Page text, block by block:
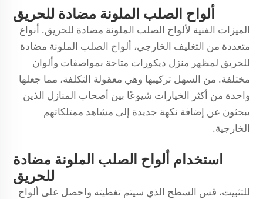
ألواح الصلب الملونة مضادة للحريق
الميزات الفنية لألواح الصلب الملونة مضادة للحريق. أنواع
متعددة من التغليف الخارجي، ألواح الصلب الملونة مضادة
للحريق لمظهر منزل ديكورات متاحة بمواصفات وألوان
مختلفة. من السهل تركيبها وهي معقولة التكلفة، مما جعلها
واحدة من أكثر الخيارات شيوعًا بين أصحاب المنازل الذين
يبحثون عن إضافة نكهة جديدة إلى مشاهد ممتلكاتهم
الخارجية.
استخدام ألواح الصلب الملونة مضادة
للحريق
للتثبيت، قس السطح الذي سيتم تغطيته واحصل على ألواح